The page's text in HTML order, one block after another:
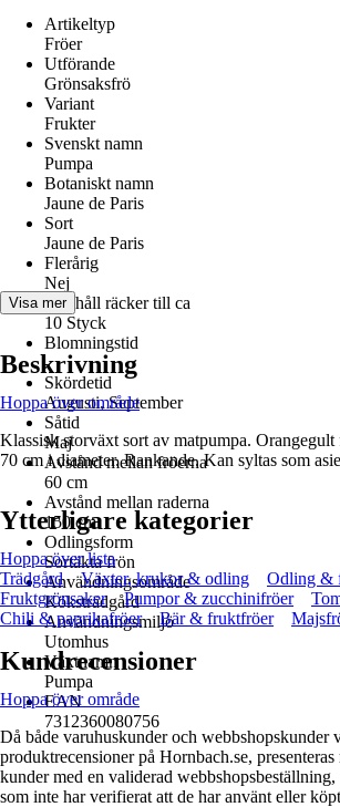
Artikeltyp
Fröer
Utförande
Grönsaksfrö
Variant
Frukter
Svenskt namn
Pumpa
Botaniskt namn
Jaune de Paris
Sort
Jaune de Paris
Flerårig
Nej
Innehåll räcker till ca
10 Styck
Blomningstid
-
Skördetid
Augusti, September
Såtid
Maj
Avstånd mellan fröerna
60 cm
Avstånd mellan raderna
150 cm
Odlingsform
Sortäkta frön
Användningsområde
Köksträdgård
Användningsmiljö
Utomhus
Växtnamn
Pumpa
EAN
7312360080756
Visa mer
Beskrivning
Hoppa över område
Klassisk storväxt sort av matpumpa.
70 cm i diameter. Rankande. Kan syltas som
Ytterligare kategorier
Hoppa över lista
Trädgård
Växter, krukor & odling Odling &
Fruktgrönsaker
Pumpor & zucchinifröer
Chili & paprikafröer
Bär & fruktfröer
Kundrecensioner
Hoppa över område
Då både varuhuskunder och webbshopskunder
produktrecensioner på Hornbach.se,
kunder med en validerad
som inte har verifierat att de har använt eller